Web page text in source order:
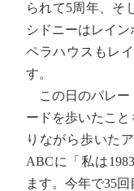
られて5周年、そ
シドニーはレイ
ペラハウスもレ
す。
この日のパレー
ードを歩いたこ
りながら歩いた
ABCに「私は
ます。今年で35